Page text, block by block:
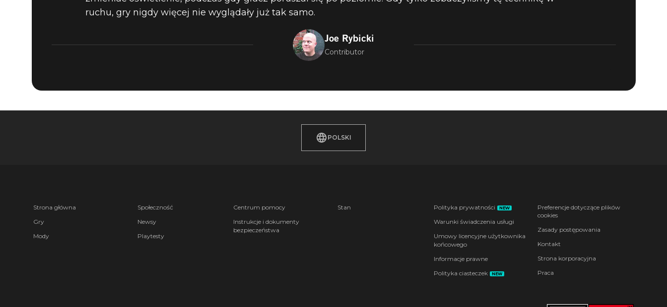
ruchu, gry nigdy więcej nie wyglądały już tak samo.
Joe Rybicki
Contributor
POLSKI
Strona główna
Gry
Mody
Społeczność
Newsy
Playtesty
Centrum pomocy
Instrukcje i dokumenty
bezpieczeństwa
Stan Polityka prywatności NEW
Warunki świadczenia usługi
Umowy licencyjne użytkownika
końcowego
Informacje prawne
Polityka ciasteczek
NEW
Preferencje dotyczące plików
cookies
Zasady postępowania
Kontakt
Strona korporacyjna
Praca